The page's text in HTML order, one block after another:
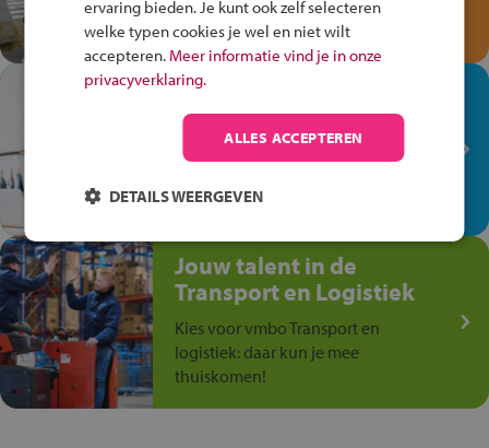
Speel het Fiets Veilig Verkeersspel
en win een Cortina-fiets!
In de winkel ben je op je
plek!
Ontdek via het vmbo jouw talent
anders is!
Jouw talent in de
Transport en Logistiek
Kies voor vmbo Transport en
logistiek: daar kun je mee
thuiskomen!
ervaring bieden. Je kunt ook zelf selecteren
welke typen cookies je wel en niet wilt
accepteren. Meer informatie vind je in onze
privacyverklaring.
ALLES ACCEPTEREN
DETAILS WEERGEVEN